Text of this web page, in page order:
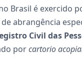
Brasil é exercido
abrangência
Civil das
porcartorio